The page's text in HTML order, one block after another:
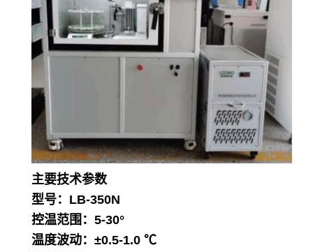
主要技术参数
型号：LB-350N
控温范围：5-30°
温度波动：±0.5-1.0 ℃